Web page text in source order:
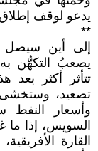
يدعو لوقف إطلاق
**
إلى أين سيصل
يصعبُ التكهُّن
تتأثر أكثر بعد
تصعيد، وستخشى
وأسعار النفط
السويس، إذا
القارة